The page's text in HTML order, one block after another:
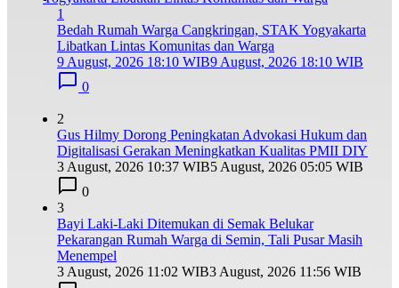
1
Bedah Rumah Warga Cangkringan, STAK Yogyakarta
Libatkan Lintas Komunitas dan Warga
9 August, 2026 18:10 WIB9 August, 2026 18:10 WIB
0
2
Gus Hilmy Dorong Peningkatan Advokasi Hukum dan
Digitalisasi Gerakan Meningkatkan Kualitas PMII DIY
3 August, 2026 10:37 WIB5 August, 2026 05:05 WIB
0
3
Bayi Laki-Laki Ditemukan di Semak Belukar
Pekarangan Rumah Warga di Semin, Tali Pusar Masih
Menempel
3 August, 2026 11:02 WIB3 August, 2026 11:56 WIB